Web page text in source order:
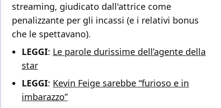
streaming, giudicato dall'attrice come
penalizzante per gli incassi (e i relativi bonus
che le spettavano).
LEGGI: Le parole durissime dell’agente della
star
LEGGI: Kevin Feige sarebbe “furioso e in
imbarazzo”